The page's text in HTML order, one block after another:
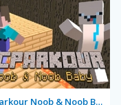
MCParkour Noob & Noob Baby